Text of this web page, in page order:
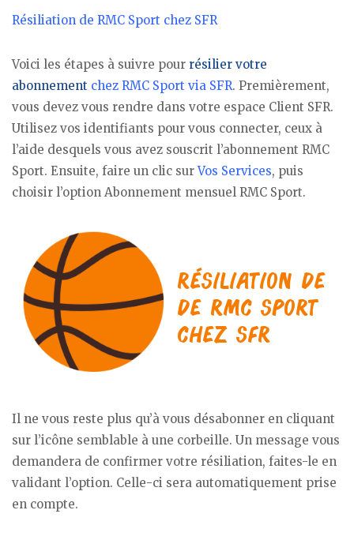
Résiliation de RMC Sport chez SFR
Voici les étapes à suivre pour résilier votre
abonnement chez RMC Sport via SFR. Premièrement,
vous devez vous rendre dans votre espace Client SFR.
Utilisez vos identifiants pour vous connecter, ceux à
l’aide desquels vous avez souscrit l’abonnement RMC
Sport. Ensuite, faire un clic surVos Services, puis
choisir l’option Abonnement mensuel RMC Sport.
Il ne vous reste plus qu’à vous désabonner en cliquant
sur l’icône semblable à une corbeille. Un message vous
demandera de confirmer votre résiliation, faites-le en
validant l’option. Celle-ci sera automatiquement prise
en compte.